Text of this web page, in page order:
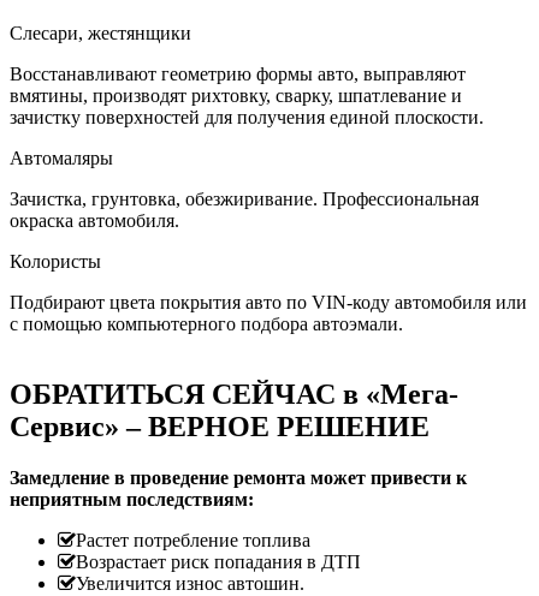
Слесари, жестянщики
Восстанавливают геометрию формы авто, выправляют
вмятины, производят рихтовку, сварку, шпатлевание и
зачистку поверхностей для получения единой плоскости.
Автомаляры
Зачистка, грунтовка, обезжиривание. Профессиональная
окраска автомобиля.
Колористы
Подбирают цвета покрытия авто по VIN-коду автомобиля или
с помощью компьютерного подбора автоэмали.
ОБРАТИТЬСЯ СЕЙЧАС в «Мега-
Сервис» – ВЕРНОЕ РЕШЕНИЕ
Замедление в проведение ремонта может привести к
неприятным последствиям:
Растет потребление топлива
Возрастает риск попадания в ДТП
Увеличится износ автошин.